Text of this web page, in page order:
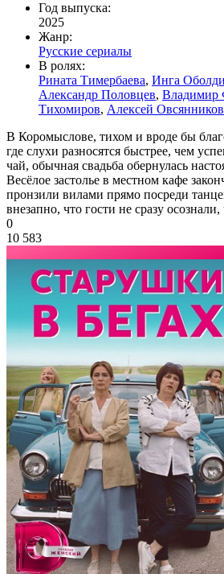
Год выпуска:
2025
Жанр:
Русские сериалы
В ролях:
Рината Тимербаева, Инга
Александр Половцев, Владимир
Тихомиров, Алексей Овсянников
В Коромыслове, тихом и вроде бы
где слухи разносятся быстрее, чем
чай, обычная свадьба обернулась
Весёлое застолье в местном кафе
пронзили вилами прямо посреди
внезапно, что гости не сразу
0
10 583